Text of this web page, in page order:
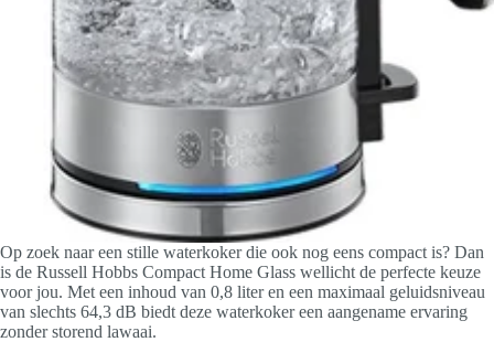
Op zoek naar een stille waterkoker die ook nog eens compact is? Dan
is de Russell Hobbs Compact Home Glass wellicht de perfecte keuze
voor jou. Met een inhoud van 0,8 liter en een maximaal geluidsniveau
van slechts 64,3 dB biedt deze waterkoker een aangename ervaring
zonder storend lawaai.